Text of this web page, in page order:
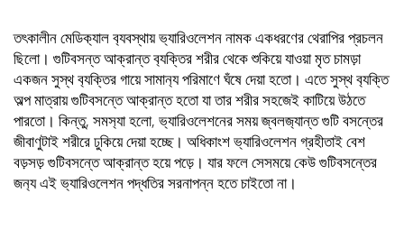
তৎকালীন মেডিক‍্যাল ব‍্যবস্থায় ভ‍্যারিওলেশন নামক একধরণের থেরাপির প্রচলন
ছিলো। গুটিবসন্ত আক্রান্ত ব‍্যক্তির শরীর থেকে শুকিয়ে যাওয়া মৃত চামড়া
একজন সুস্থ ব‍্যক্তির গায়ে সামান‍্য পরিমাণে ঘঁষে দেয়া হতো। এতে সুস্থ ব‍্যক্তি
অল্প মাত্রায় গুটিবসন্তে আক্রান্ত হতো যা তার শরীর সহজেই কাটিয়ে উঠতে
পারতো। কিন্তু, সমস‍্যা হলো, ভ‍্যারিওলেশনের সময় জ্বলজ‍্যান্ত গুটি বসন্তের
জীবাণুটাই শরীরে ঢুকিয়ে দেয়া হচ্ছে। অধিকাংশ ভ‍্যারিওলেশন গ্রহীতাই বেশ
বড়সড় গুটিবসন্তে আক্রান্ত হয়ে পড়ে। যার ফলে সেসময়ে কেউ গুটিবসন্তের
জন‍্য এই ভ‍্যারিওলেশন পদ্ধতির সরনাপন্ন হতে চাইতো না।